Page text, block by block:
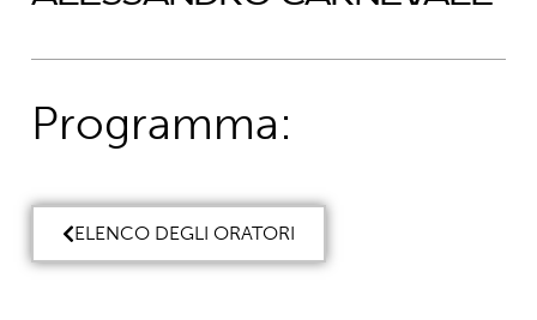
Programma:
ELENCO DEGLI ORATORI